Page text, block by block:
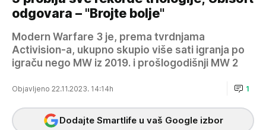
odgovara – "Brojte bolje"
Modern Warfare 3 je, prema tvrdnjama
Activision-a, ukupno skupio više sati igranja po
igraču nego MW iz 2019. i prošlogodišnji MW 2
Objavljeno 22.11.2023. 14:14h 1
Dodajte Smartlife u vaš Google izbor